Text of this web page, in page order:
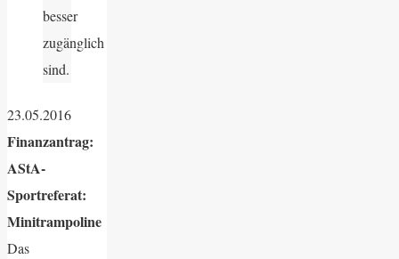
besser
zugänglich
sind.
23.05.2016
Finanzantrag:
AStA-
Sportreferat:
Minitrampoline
Das